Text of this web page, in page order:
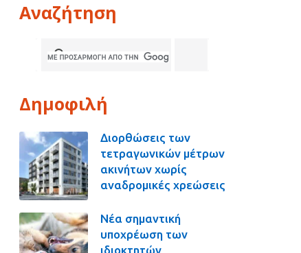
Αναζήτηση
Δημοφιλή
Διορθώσεις των
τετραγωνικών μέτρων
ακινήτων χωρίς
αναδρομικές χρεώσεις
Νέα σημαντική
υποχρέωση των
ιδιοκτητών